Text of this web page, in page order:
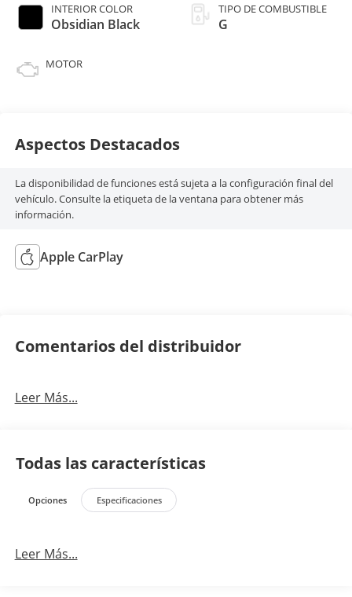
INTERIOR COLOR
Obsidian Black
MOTOR
TIPO DE COMBUSTIBLE
G
Aspectos Destacados
La disponibilidad de funciones está sujeta a la configuración final del
vehículo. Consulte la etiqueta de la ventana para obtener más
información.
Apple CarPlay
Comentarios del distribuidor
Leer Más...
Todas las características
Opciones Especificaciones
Leer Más...